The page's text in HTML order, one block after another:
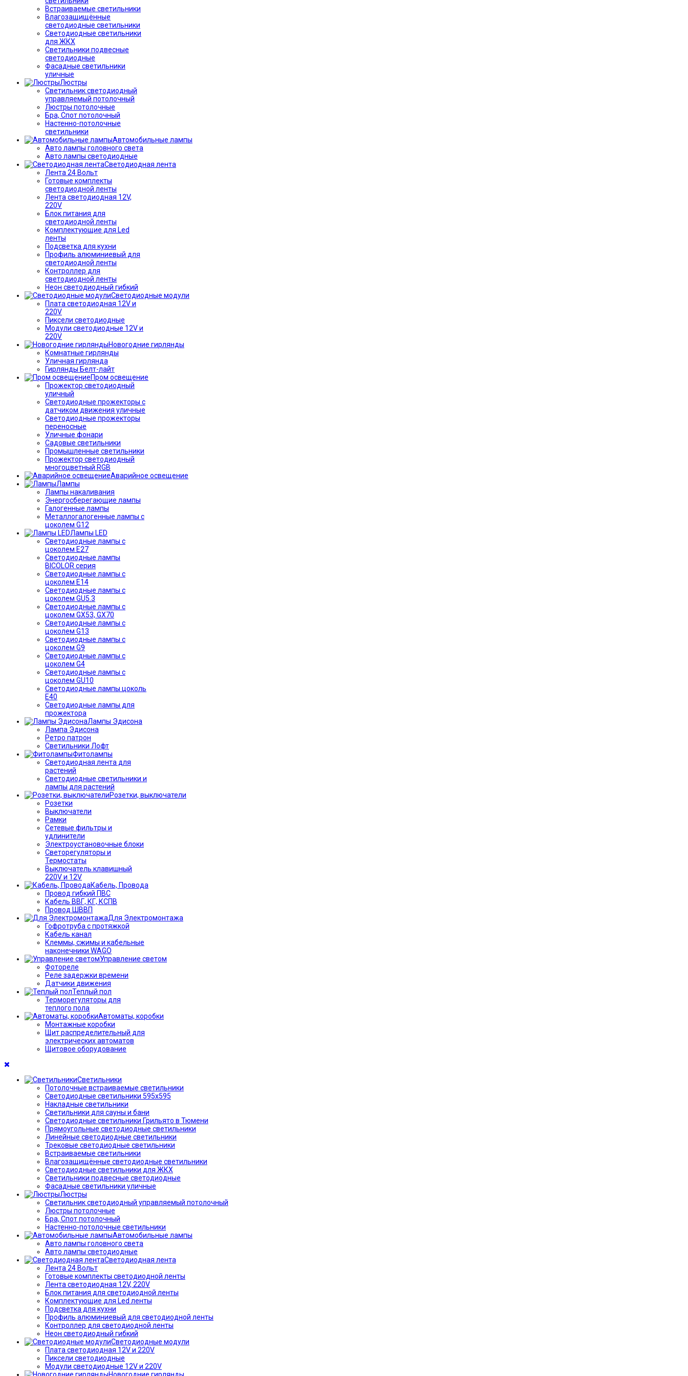
Встраиваемые светильники
Влагозащищённые
светодиодные светильники
Светодиодные светильники
для ЖКХ
Светильники подвесные
светодиодные
Фасадные светильники
уличные
Люстры
Светильник светодиодный
управляемый потолочный
Люстры потолочные
Бра, Спот потолочный
Настенно-потолочные
светильники
Автомобильные лампы
Авто лампы головного света
Авто лампы светодиодные
Светодиодная лента
Лента 24 Вольт
Готовые комплекты
светодиодной ленты
Лента светодиодная 12V,
220V
Блок питания для
светодиодной ленты
Комплектующие для Led
ленты
Подсветка для кухни
Профиль алюминиевый для
светодиодной ленты
Контроллер для
светодиодной ленты
Неон светодиодный гибкий
Светодиодные модули
Плата светодиодная 12V и
220V
Пиксели светодиодные
Модули светодиодные 12V и
220V
Новогодние гирлянды
Комнатные гирлянды
Уличная гирлянда
Гирлянды Белт-лайт
Пром освещение
Прожектор светодиодный
уличный
Светодиодные прожекторы с
датчиком движения уличные
Светодиодные прожекторы
переносные
Уличные фонари
Садовые светильники
Промышленные светильники
Прожектор светодиодный
многоцветный RGB
Аварийное освещение
Лампы
Лампы накаливания
Энергосберегающие лампы
Галогенные лампы
Металлогалогенные лампы с
цоколем G12
Лампы LED
Светодиодные лампы с
цоколем E27
Светодиодные лампы
BICOLOR серия
Светодиодные лампы с
цоколем E14
Светодиодные лампы с
цоколем GU5.3
Светодиодные лампы с
цоколем GX53, GX70
Светодиодные лампы с
цоколем G13
Светодиодные лампы с
цоколем G9
Светодиодные лампы с
цоколем G4
Светодиодные лампы с
цоколем GU10
Светодиодные лампы цоколь
Е40
Светодиодные лампы для
прожектора
Лампы Эдисона
Лампа Эдисона
Ретро патрон
Светильники Лофт
Фитолампы
Светодиодная лента для
растений
Светодиодные светильники и
лампы для растений
Розетки, выключатели
Розетки
Выключатели
Рамки
Сетевые фильтры и
удлинители
Электроустановочные блоки
Светорегуляторы и
Термостаты
Выключатель клавишный
220V и 12V
Кабель, Провода
Провод гибкий ПВС
Кабель ВВГ, КГ, КСПВ
Провод ШВВП
Для Электромонтажа
Гофротруба с протяжкой
Кабель канал
Клеммы, сжимы и кабельные
наконечники WAGO
Управление светом
Фотореле
Реле задержки времени
Датчики движения
Теплый пол
Терморегуляторы для
теплого пола
Автоматы, коробки
Монтажные коробки
Щит распределительный для
электрических автоматов
Щитовое оборудование
Светильники
Потолочные встраиваемые светильники
Светодиодные светильники 595х595
Накладные светильники
Светильники для сауны и бани
Светодиодные светильники Грильято в Тюмени
Прямоугольные светодиодные светильники
Линейные светодиодные светильники
Трековые светодиодные светильники
Встраиваемые светильники
Влагозащищённые светодиодные светильники
Светодиодные светильники для ЖКХ
Светильники подвесные светодиодные
Фасадные светильники уличные
Люстры
Светильник светодиодный управляемый потолочный
Люстры потолочные
Бра, Спот потолочный
Настенно-потолочные светильники
Автомобильные лампы
Авто лампы головного света
Авто лампы светодиодные
Светодиодная лента
Лента 24 Вольт
Готовые комплекты светодиодной ленты
Лента светодиодная 12V, 220V
Блок питания для светодиодной ленты
Комплектующие для Led ленты
Подсветка для кухни
Профиль алюминиевый для светодиодной ленты
Контроллер для светодиодной ленты
Неон светодиодный гибкий
Светодиодные модули
Плата светодиодная 12V и 220V
Пиксели светодиодные
Модули светодиодные 12V и 220V
Новогодние гирлянды